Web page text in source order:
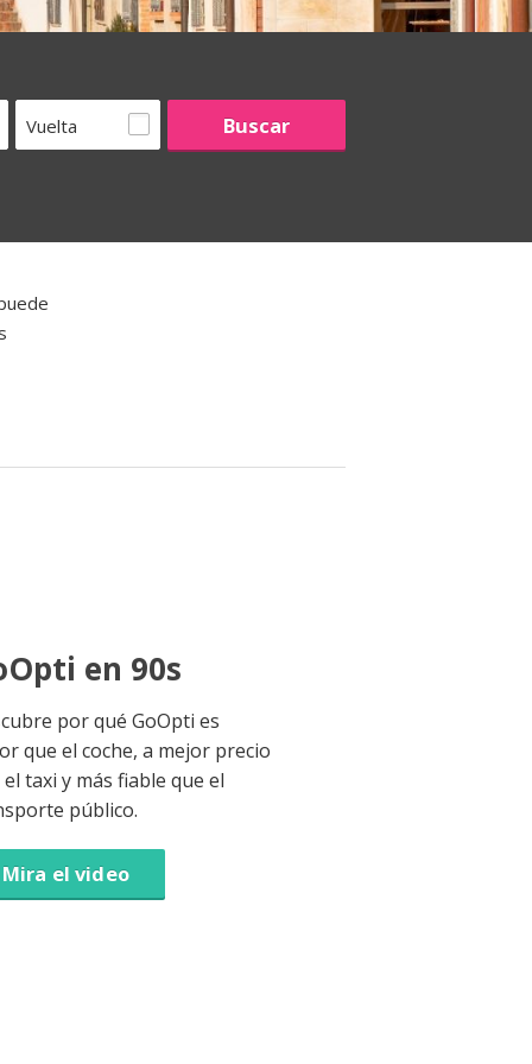
Vuelta
en 90s
por qué GoOpti es
que el coche, a mejor precio
taxi y más fiable que el
público.
Mira el video